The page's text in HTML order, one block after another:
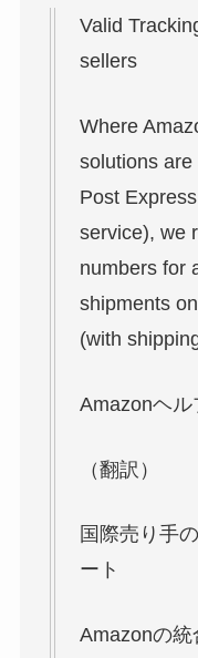
Valid
sellers
Where
solutions
Post
service), we
numbers for
shipments
(with
Amazonヘル
（翻訳）
国際売り手
ート
Amazonの統